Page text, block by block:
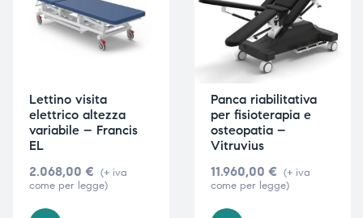
Lettino visita
elettrico altezza
variabile – Francis
EL
2.068,00 € (+ iva
come per legge)
Panca riabilitativa
per fisioterapia e
osteopatia –
Vitruvius
11.960,00 € (+ iva
come per legge)